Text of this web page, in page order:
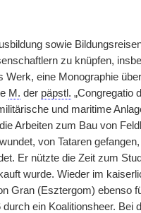
sowie
zu knüpfen,
Werk, eine Monographie
M. der päpstl. „Congregatio
und maritime
Arbeiten zum Bau von
von Tataren
Er nützte die Zeit zum
wurde. Wieder im
Gran (Esztergom) ebenso
ein Koalitionsheer. Bei